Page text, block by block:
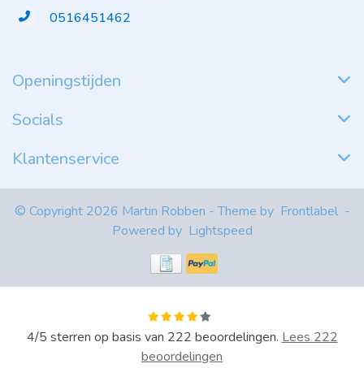
0516451462
Openingstijden
Socials
Klantenservice
© Copyright 2026 Martin Robben - Theme by Frontlabel -
Powered by Lightspeed
4/5 sterren op basis van 222 beoordelingen. Lees 222
beoordelingen